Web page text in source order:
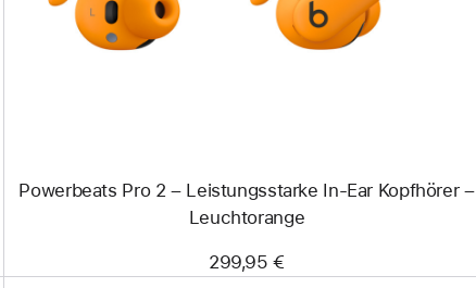
Pro 2
Leistungsstarke
Powerbeats Pro 2 – Leistungsstarke In-Ear Kopfhörer –
Leuchtorange
299,95 €